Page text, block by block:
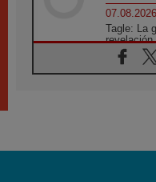
07.08.2026
Tagle: La
revelación
07.08.2026